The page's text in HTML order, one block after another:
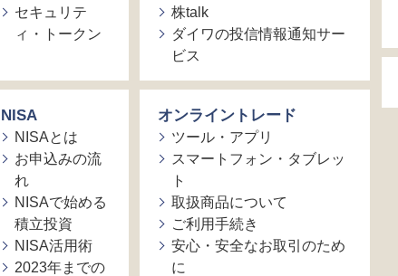
セキュリテ
ィ・トークン
NISA
NISAとは
お申込みの流
れ
NISAで始める
積立投資
NISA活用術
2023年までの
株talk
ダイワの投信情報通知サー
ビス
オンライントレード
ツール・アプリ
スマートフォン・タブレッ
ト
取扱商品について
ご利用手続き
安心・安全なお取引のため
に